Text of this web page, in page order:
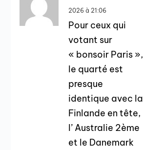
2026 à 21:06
Pour ceux qui
votant sur
« bonsoir Paris »,
le quarté est
presque
identique avec la
Finlande en tête,
l’ Australie 2ème
et le Danemark